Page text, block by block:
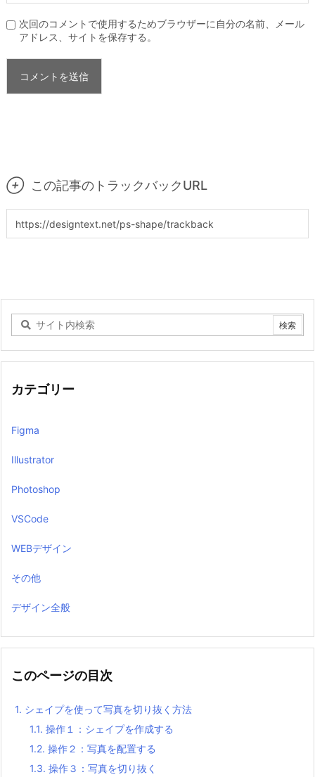
次回のコメントで使用するためブラウザーに自分の名前、メール
アドレス、サイトを保存する。
 この記事のトラックバックURL
カテゴリー
Figma
Illustrator
Photoshop
VSCode
WEBデザイン
その他
デザイン全般
このページの目次
1. シェイプを使って写真を切り抜く方法
1.1. 操作１：シェイプを作成する
1.2. 操作２：写真を配置する
1.3. 操作３：写真を切り抜く